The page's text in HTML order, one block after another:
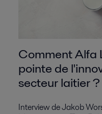
Comment Alfa
pointe de
secteur laitier ?
Interview de Jakob